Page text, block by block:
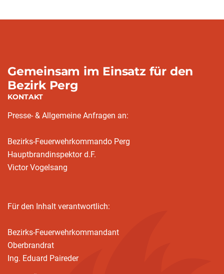
Gemeinsam im Einsatz für den
Bezirk Perg
KONTAKT
Presse- & Allgemeine Anfragen an:
Bezirks-Feuerwehrkommando Perg
Hauptbrandinspektor d.F.
Victor Vogelsang
Für den Inhalt verantwortlich:
Bezirks-Feuerwehrkommandant
Oberbrandrat
Ing. Eduard Paireder